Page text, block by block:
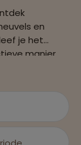
en
je het
manier.